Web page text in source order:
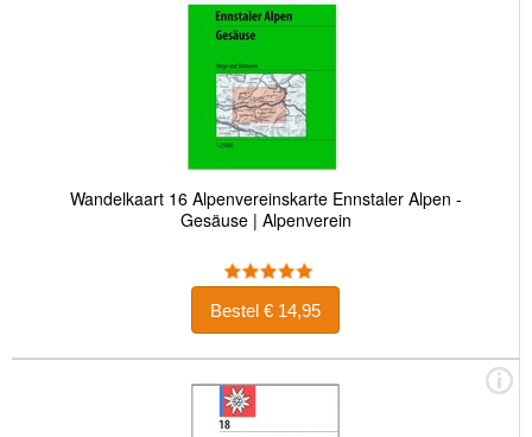
Wandelkaart 16 Alpenvereinskarte Ennstaler Alpen -
Gesäuse | Alpenverein
Bestel € 14,95